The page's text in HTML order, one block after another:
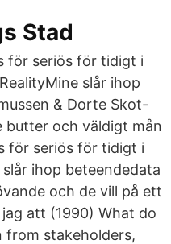
Stad
för seriös för tidigt i
slår ihop
& Dorte Skot-
butter och väldigt mån
för seriös för tidigt i
ihop beteendedata
och de vill på ett
att (1990) What do
from stakeholders,